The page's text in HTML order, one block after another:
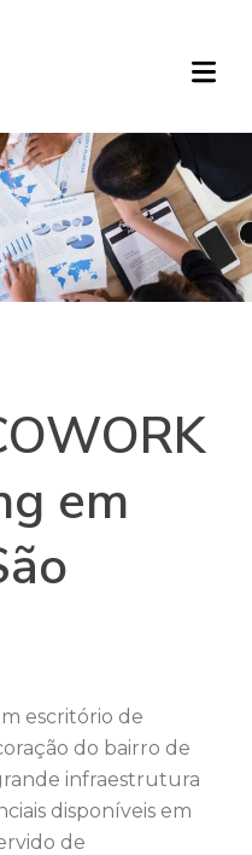
em
escritório de
do bairro de
infraestrutura
disponíveis em
de